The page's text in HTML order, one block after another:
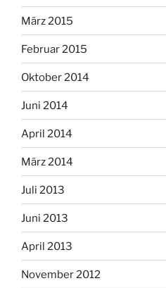
März 2015
Februar 2015
Oktober 2014
Juni 2014
April 2014
März 2014
Juli 2013
Juni 2013
April 2013
November 2012